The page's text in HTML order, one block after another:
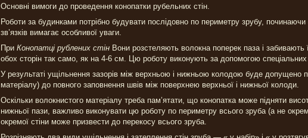
Основні вимоги до проведення конопатки рубельних стін.
Роботи за будинками потрібно будувати послідовно по периметру зрубу,
зв’язків вимагає особливої уваги.
При Конопатці рублених стін Вони розстеляють волокна поперек паза і
обох сторін так само, як на 4-6 см. Цю роботу виконують за допомогою спеціальних
У результаті ущільнення зазорів між верхньою і нижньою колодою буде допущено
матеріалу) до повного заповнення швів між поверхнею верхньої і нижньої колоди.
Оскільки волокнистого матеріалу треба пам’ятати, що конопатка може підняти
нижньої пази, важливо виконувати цю роботу по периметру всього зруба (а не
окремої стіни може призвести до перекосу всього зруба.